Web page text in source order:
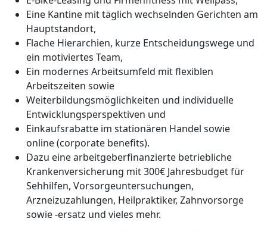
Eine Kantine mit täglich wechselnden Gerichten am
Hauptstandort,
Flache Hierarchien, kurze Entscheidungswege und
ein motiviertes Team,
Ein modernes Arbeitsumfeld mit flexiblen
Arbeitszeiten sowie
Weiterbildungsmöglichkeiten und individuelle
Entwicklungsperspektiven und
Einkaufsrabatte im stationären Handel sowie
online (corporate benefits).
Dazu eine arbeitgeberfinanzierte betriebliche
Krankenversicherung mit 300€ Jahresbudget für
Sehhilfen, Vorsorgeuntersuchungen,
Arzneizuzahlungen, Heilpraktiker, Zahnvorsorge
sowie -ersatz und vieles mehr.